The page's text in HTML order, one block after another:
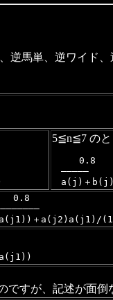
馬単、逆ワイド、
5≦n≦7 のと
0.8
―――――
a(j)＋b(j)
＋a(j2)a(j1)/(1
ですが、記述が面倒